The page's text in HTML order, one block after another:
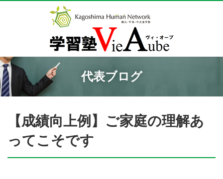
代表ブログ
【成績向上例】ご家庭の理解あ
ってこそです